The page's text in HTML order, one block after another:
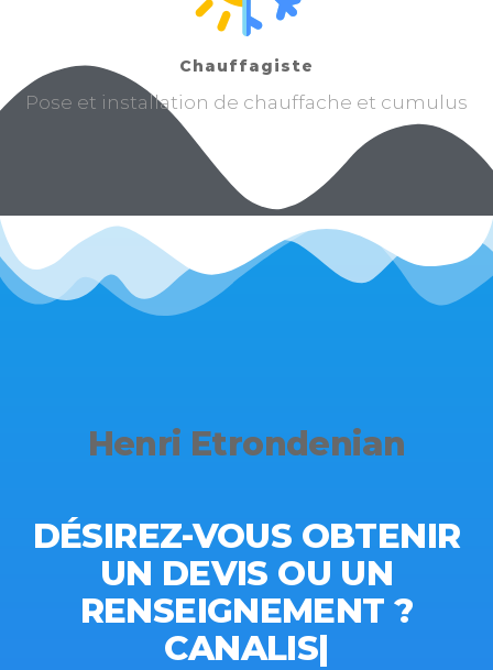
Chauffagiste
Pose et installation de chauffache et cumulus
Henri Etrondenian
DÉSIREZ-VOUS OBTENIR
UN DEVIS OU UN
RENSEIGNEMENT ?
PLOMBER